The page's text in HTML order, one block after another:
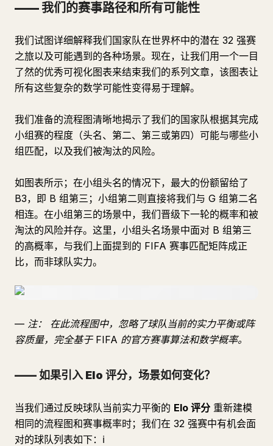
—— 我们的赛事路径和所有可能性
我们试图详细解释我们国家队在世界杯中的潜在 32 强赛
之旅以及可能遇到的各种场景。现在，让我们用一个一目
了然的优秀可视化图表来结束我们的系列文章，该图表让
所有这些复杂的数学可能性变得易于理解。
我们准备的流程图清晰地揭示了我们的国家队根据其完成
小组赛的程度（头名、第二、第三或第四）可能与哪些小
组匹配，以及我们被淘汰的风险。
如图表所示；在小组头名的情况下，最大的份额留给了
B3，即 B 组第三；小组第二则直接将我们与 G 组第二名
相连。在小组第三的场景中，我们晋级下一轮的概率和被
淘汰的风险并存。这里，小组头名场景中面对 B 组第三
的高概率，与我们上面提到的 FIFA 赛事匹配矩阵成正
比，而非球队实力。
— 注：
在此流程图中，忽略了球队当前的实力平衡或阵
容质量，完全基于 FIFA 的官方赛事算法和数学概率。
—— 如果引入 Elo 评分，场景如何变化？
当我们通过反映球队当前实力平衡的 Elo 评分 重新建模
相同的流程图和赛事概率时；我们在 32 强赛中有机会面
对的球队列表如下：ℹ